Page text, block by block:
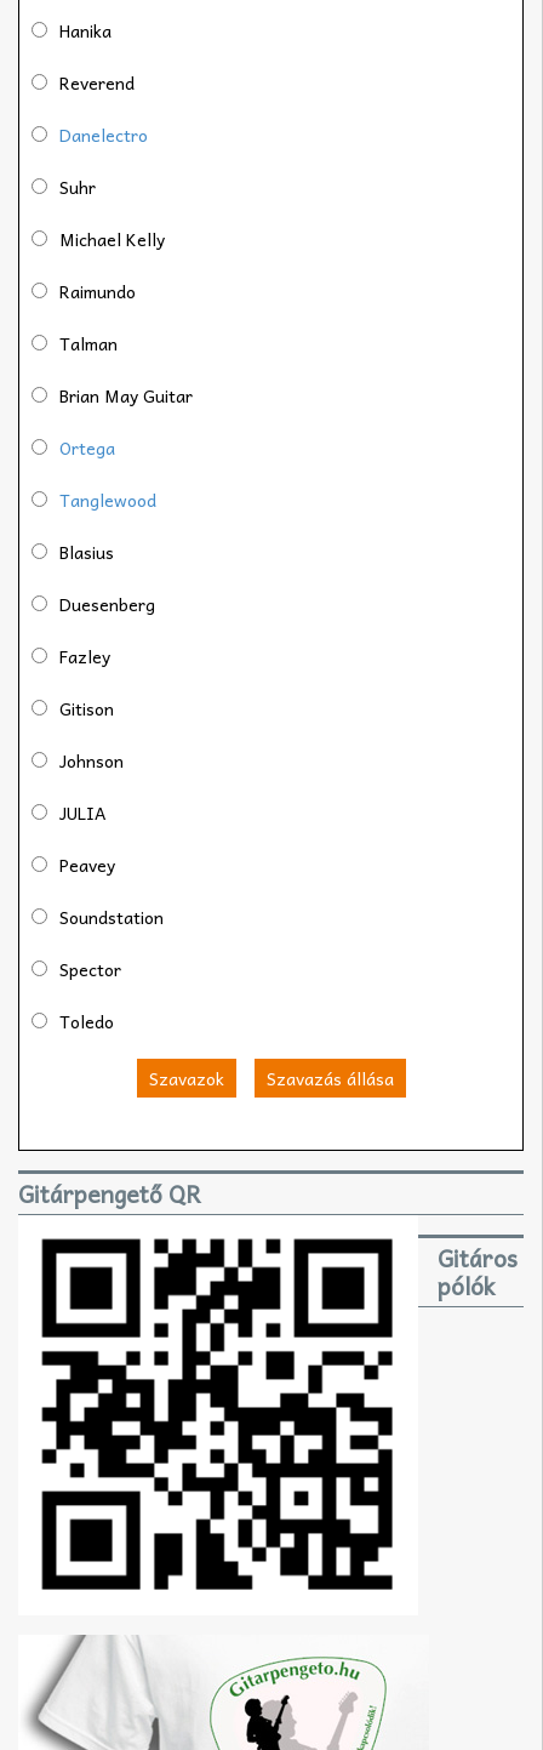
Hanika
Reverend
Danelectro
Suhr
Michael Kelly
Raimundo
Talman
Brian May Guitar
Ortega
Tanglewood
Blasius
Duesenberg
Fazley
Gitison
Johnson
JULIA
Peavey
Soundstation
Spector
Toledo
Szavazok Szavazás állása
Gitárpengető QR
Gitáros
pólók